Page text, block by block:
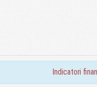
indicatori